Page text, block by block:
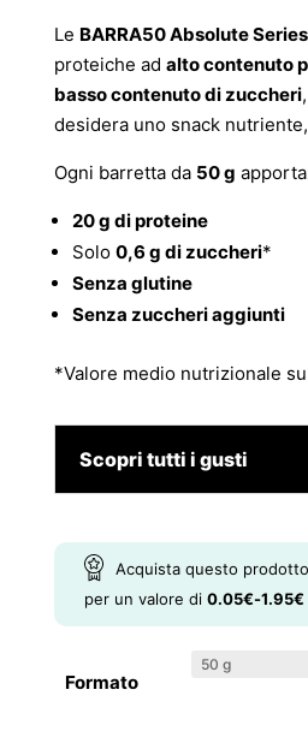
Le BARRA50 Absolute Series
proteiche ad alto contenuto
basso contenuto di zuccheri
desidera uno snack
Ogni barretta da 50 g
20 g di proteine
Solo 0,6 g di zuccheri*
Senza glutine
Senza zuccheri aggiunti
*Valore medio nutrizionale
Scopri tutti i gusti
Acquista questo
per un valore di 0.05€-1.95€
Formato